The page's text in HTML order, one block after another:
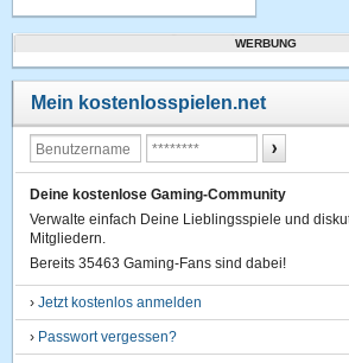
WERBUNG
Mein kostenlosspielen.net
Deine kostenlose Gaming-Community
Verwalte einfach Deine Lieblingsspiele und
Mitgliedern.
Bereits 35463 Gaming-Fans sind dabei!
›Jetzt kostenlos anmelden
› Passwort vergessen?